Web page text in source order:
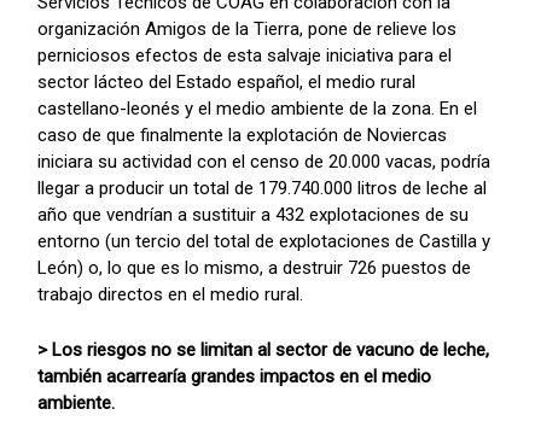
organización Amigos de la Tierra, pone de relieve los
perniciosos efectos de esta salvaje iniciativa para el
sector lácteo del Estado español, el medio rural
castellano-leonés y el medio ambiente de la zona. En el
caso de que finalmente la explotación de Noviercas
iniciara su actividad con el censo de 20.000 vacas, podría
llegar a producir un total de 179.740.000 litros de leche al
año que vendrían a sustituir a 432 explotaciones de su
entorno (un tercio del total de explotaciones de Castilla y
León) o, lo que es lo mismo, a destruir 726 puestos de
trabajo directos en el medio rural.
> Los riesgos no se limitan al sector de vacuno de leche,
también acarrearía grandes impactos en el medio
ambiente.